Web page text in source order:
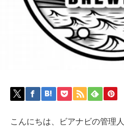
こんにちは、ビアナビの管理